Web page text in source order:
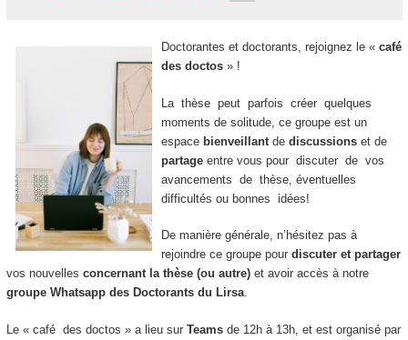
Doctorantes et doctorants, rejoignez le « café
des doctos» !
La thèse peut parfois créer quelques
moments de solitude, ce groupe est un
espace bienveillant de discussions et de
partage entre vous pour discuter de vos
avancements de thèse, éventuelles
difficultés ou bonnes idées!
De manière générale, n’hésitez pas à
rejoindre ce groupe pourdiscuter et partager
vos nouvelles concernant la thèse (ou autre)et avoir accès à notre
groupe Whatsapp des Doctorants du Lirsa.
Le « café des doctos » a lieu sur Teams de 12h à 13h, et est organisé par